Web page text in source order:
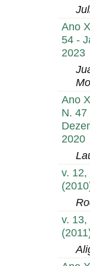
Ano
54 -
2023
Ano
N. 47
2020
v. 12,
v. 13,